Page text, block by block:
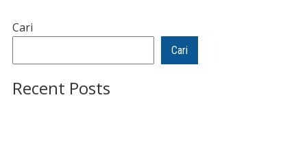
Cari
Cari
Recent Posts